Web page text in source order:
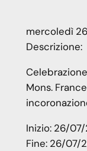
mercoledì 26
Descrizione:
Mons.
Inizio: 26/07/
Fine: 26/07/